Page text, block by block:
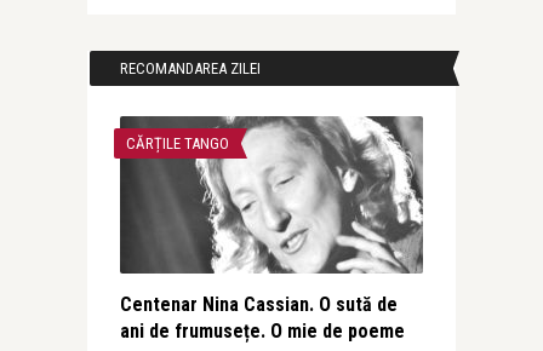
RECOMANDAREA ZILEI
CĂRȚILE TANGO
Centenar Nina Cassian. O sută de
ani de frumusețe. O mie de poeme